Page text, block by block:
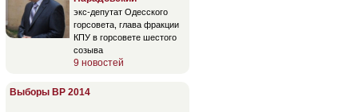
экс-депутат Одесского
горсовета, глава фракции
КПУ в горсовете шестого
созыва
9 новостей
Выборы ВР 2014